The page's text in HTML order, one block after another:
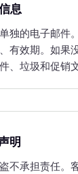
息
独的电子邮件
有效期。如果
、垃圾和促销
明
不承担责任。